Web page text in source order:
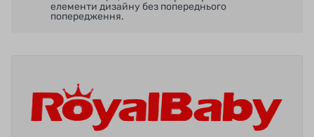
елементи дизайну без попереднього
попередження.